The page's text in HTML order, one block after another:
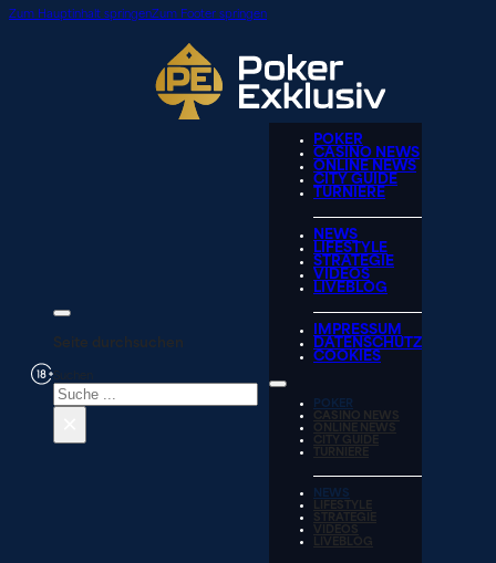
Zum Hauptinhalt springenZum Footer springen
Seite durchsuchen
POKER
CASINO NEWS
ONLINE NEWS
CITY GUIDE
TURNIERE
NEWS
LIFESTYLE
STRATEGIE
VIDEOS
LIVEBLOG
IMPRESSUM
DATENSCHUTZ
COOKIES
POKER
CASINO NEWS
ONLINE NEWS
CITY GUIDE
TURNIERE
NEWS
LIFESTYLE
STRATEGIE
VIDEOS
LIVEBLOG